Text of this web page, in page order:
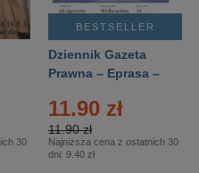
30
BESTSELLER
Dziennik Gazeta
Prawna – Eprasa –
11.90 zł
11.90 zł
Najniższa cena z ostatnich 30
dni: 9.40 zł